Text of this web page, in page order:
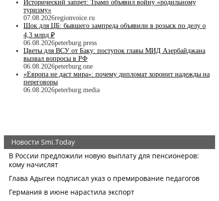
Исторический запрет: Трамп объявил войну «родильному
туризму»
07.08.2026regionvoice.ru
Шок для ЦБ: бывшего зампреда объявили в розыск по делу о
4,3 млрд ₽
06.08.2026peterburg.press
Цветы для ВСУ от Баку: поступок главы МИД Азербайджана
вызвал вопросы в РФ
06.08.2026peterburg.one
«Европа не даст мира»: почему дипломат хоронит надежды на
переговоры
06.08.2026peterburg.media